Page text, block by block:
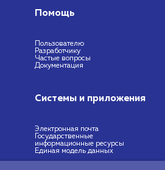
Помощь
Пользователю
Разработчику
Частые вопросы
Документация
Системы и приложения
Электронная почта
Государственные
информационные ресурсы
Единая модель данных